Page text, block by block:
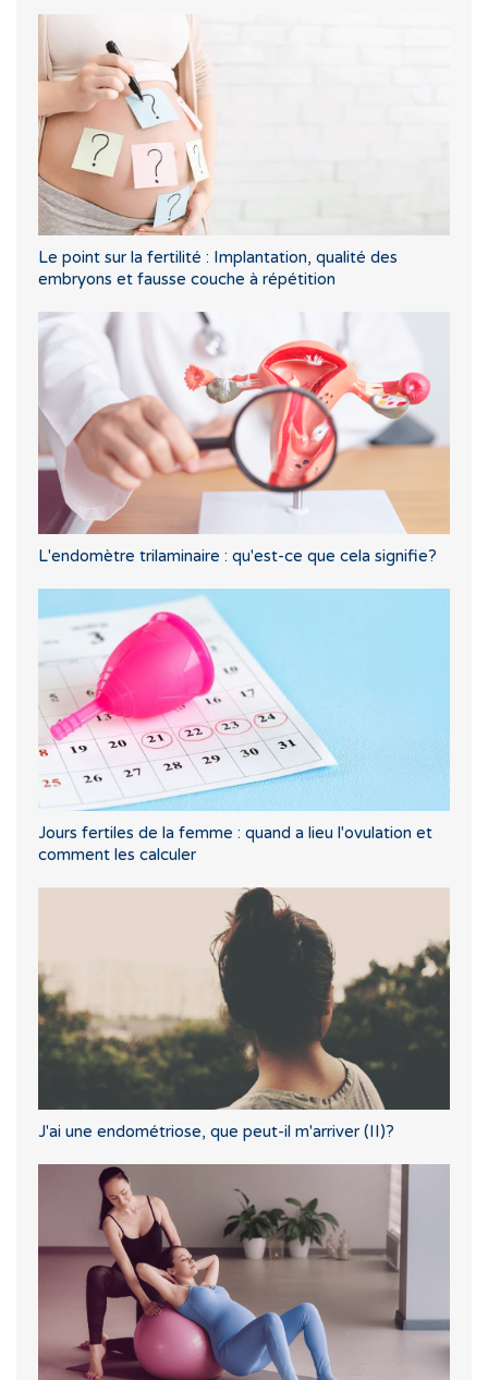
Le point sur la fertilité : Implantation, qualité des
embryons et fausse couche à répétition
L'endomètre trilaminaire : qu'est-ce que cela signifie?
Jours fertiles de la femme : quand a lieu l'ovulation et
comment les calculer
J'ai une endométriose, que peut-il m'arriver (II)?